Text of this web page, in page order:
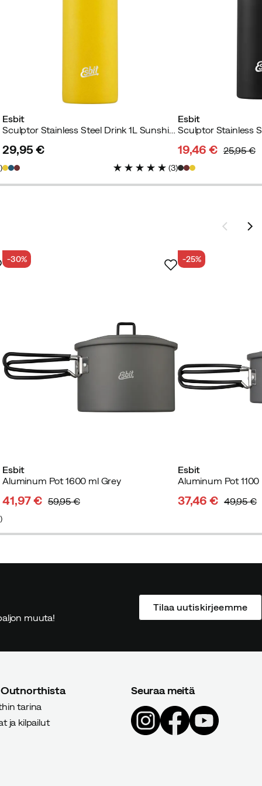
)
Esbit
Sculptor Stainless Steel Drink 1L Sunshine Yellow
price
29,95 €
(3)
Esbit
discounted
price
19,46 €
original
price
25,95 €
)
Esbit
Aluminum Pot 1600 ml Grey
-30%
41,97 € 59,95 €
Esbit
Aluminum Pot 1100
-25%
37,46 € 49,95 €
muuta!
Tilaa uutiskirjeemme
tarina
ja kilpailut
Seuraa meitä